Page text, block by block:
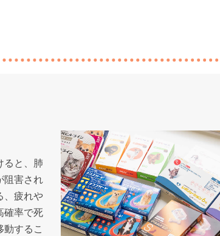
ると、肺
阻害され
、疲れや
確率で死
するこ